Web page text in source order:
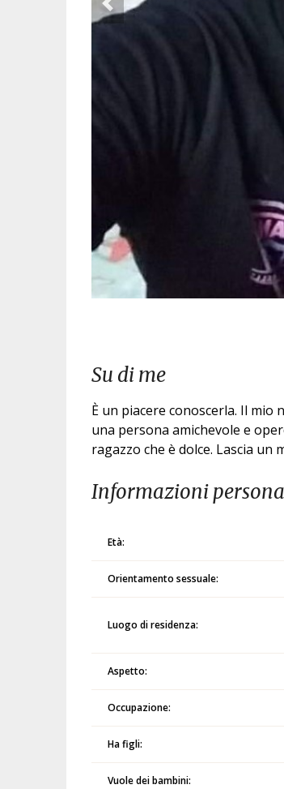
Su di me
È un piacere conoscerla. Il mio
una persona amichevole e
ragazzo che è dolce. Lascia un
Informazioni
Età:
Orientamento sessuale:
Luogo di residenza:
Aspetto:
Occupazione:
Ha figli:
Vuole dei bambini: